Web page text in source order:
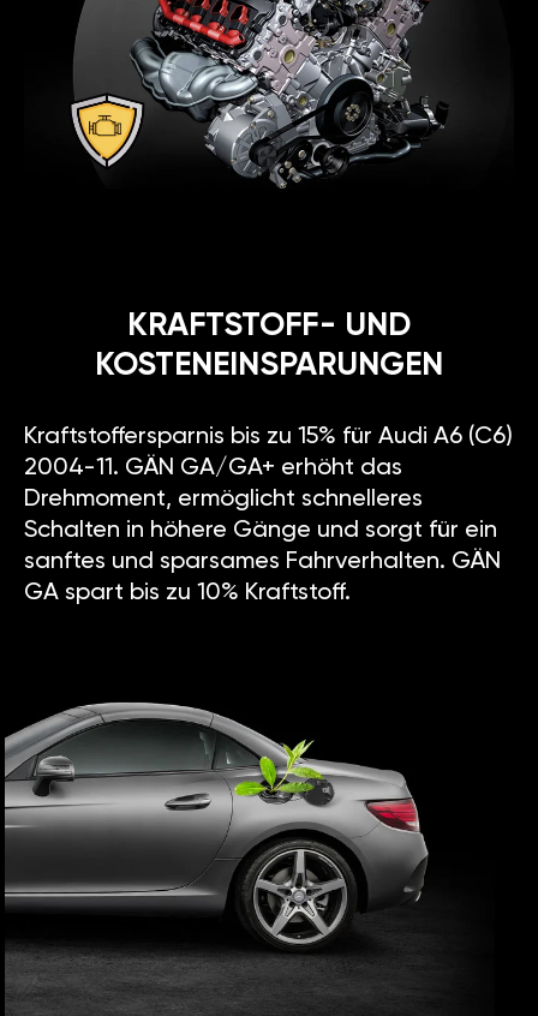
KRAFTSTOFF- UND
KOSTENEINSPARUNGEN
Kraftstoffersparnis bis zu 15% für Audi A6 (C6)
2004-11. GÄN GA/GA+ erhöht das
Drehmoment, ermöglicht schnelleres
Schalten in höhere Gänge und sorgt für ein
sanftes und sparsames Fahrverhalten. GÄN
GA spart bis zu 10% Kraftstoff.